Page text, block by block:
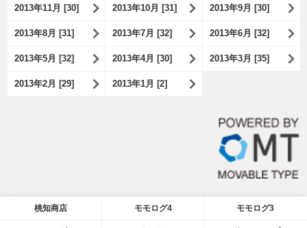
2013年11月 [30] 2013年10月 [31] 2013年9月 [30]
2013年8月 [31] 2013年7月 [32] 2013年6月 [32]
2013年5月 [32] 2013年4月 [30] 2013年3月 [35]
2013年2月 [29] 2013年1月 [2]
桃知商店 モモログ4 モモログ3